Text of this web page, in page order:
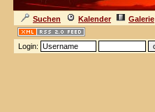
Suchen Kalender Galerie
Login: